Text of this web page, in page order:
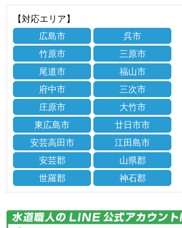
【対応エリア】
広島市
呉市
竹原市
三原市
尾道市
福山市
府中市
三次市
庄原市
大竹市
東広島市
廿日市市
安芸高田市
江田島市
安芸郡
山県郡
世羅郡
神石郡